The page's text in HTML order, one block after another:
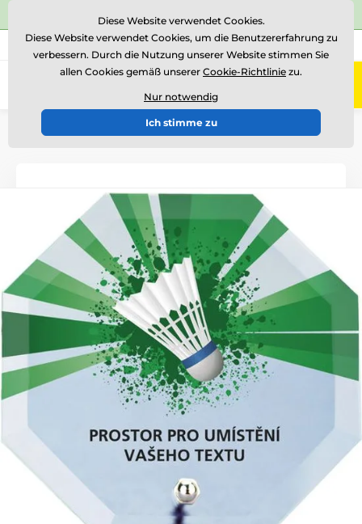
⭐Siehe 504 verifizierte Bewertungen auf
Rufen Sie uns an (Mo-Fr 15-18) +43 676 361 37 22
0
Einführung Glastrophäen
Glastrophäen mit Druck
Diese Website verwendet Cookies.
Diese Website verwendet Cookies, um die Benutzererfahrung zu
verbessern. Durch die Nutzung unserer Website stimmen Sie
allen Cookies gemäß unserer Cookie-Richtlinie zu.
Nur notwendig
Ich stimme zu